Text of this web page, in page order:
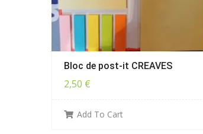
Bloc de post-it CREAVES
2,50 €
Add To Cart